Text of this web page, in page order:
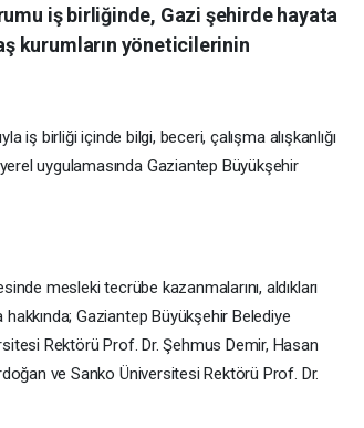
iş birliğinde, Gazi şehirde hayata
kurumların yöneticilerinin
iş birliği içinde bilgi, beceri, çalışma alışkanlığı
uygulamasında Gaziantep Büyükşehir
mesleki tecrübe kazanmalarını, aldıkları
Gaziantep Büyükşehir Belediye
Rektörü Prof. Dr. Şehmus Demir, Hasan
ve Sanko Üniversitesi Rektörü Prof. Dr.